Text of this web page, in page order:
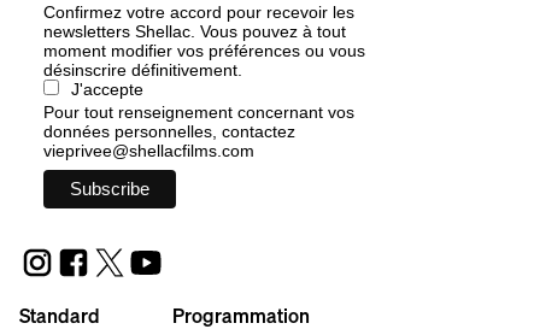
Confirmez votre accord pour recevoir les
newsletters Shellac. Vous pouvez à tout
moment modifier vos préférences ou vous
désinscrire définitivement.
J'accepte
Pour tout renseignement concernant vos
données personnelles, contactez
vieprivee@shellacfilms.com
Standard
Programmation